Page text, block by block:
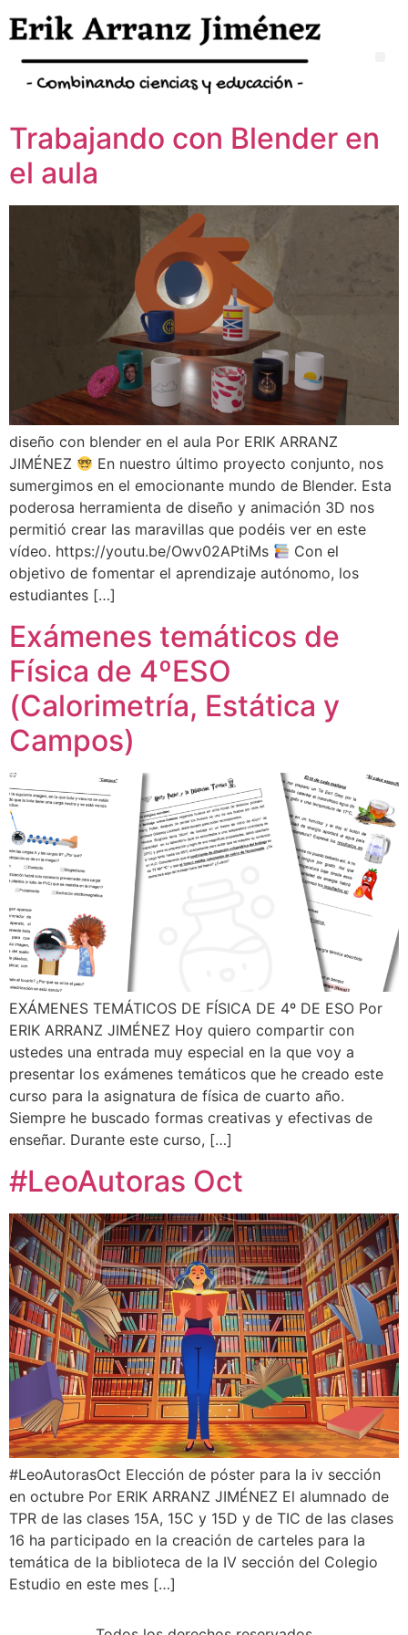
Trabajando con Blender en
el aula
diseño con blender en el aula Por ERIK ARRANZ
JIMÉNEZ
En nuestro último proyecto conjunto, nos
sumergimos en el emocionante mundo de Blender. Esta
poderosa herramienta de diseño y animación 3D nos
permitió crear las maravillas que podéis ver en este
vídeo. https://youtu.be/Owv02APtiMs
Con el
objetivo de fomentar el aprendizaje autónomo, los
estudiantes […]
Exámenes temáticos de
Física de 4ºESO
(Calorimetría, Estática y
Campos)
EXÁMENES TEMÁTICOS DE FÍSICA DE 4º DE ESO Por
ERIK ARRANZ JIMÉNEZ Hoy quiero compartir con
ustedes una entrada muy especial en la que voy a
presentar los exámenes temáticos que he creado este
curso para la asignatura de física de cuarto año.
Siempre he buscado formas creativas y efectivas de
enseñar. Durante este curso, […]
#LeoAutoras Oct
#LeoAutorasOct Elección de póster para la iv sección
en octubre Por ERIK ARRANZ JIMÉNEZ El alumnado de
TPR de las clases 15A, 15C y 15D y de TIC de las clases
16 ha participado en la creación de carteles para la
temática de la biblioteca de la IV sección del Colegio
Estudio en este mes […]